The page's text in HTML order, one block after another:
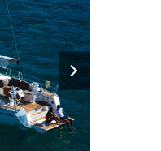
FROM €